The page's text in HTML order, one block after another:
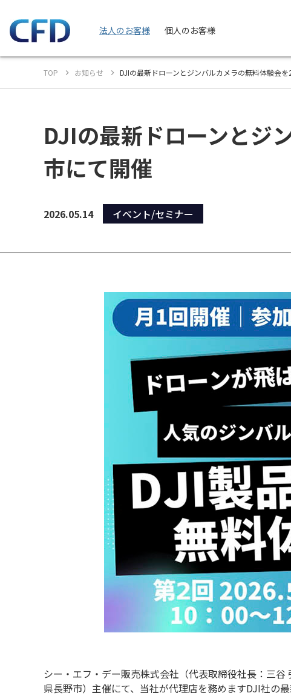
法人のお客様 個人のお客様
TOP お知らせ DJIの最新ドローンとジンバルカメラの無料体験会
DJIの最新ドローンとジ
市にて開催
2026.05.14 イベント/セミナー
シー・エフ・デー販売株式会社（代表取締役社長：三
県長野市）主催にて、当社が代理店を務めますDJI社の